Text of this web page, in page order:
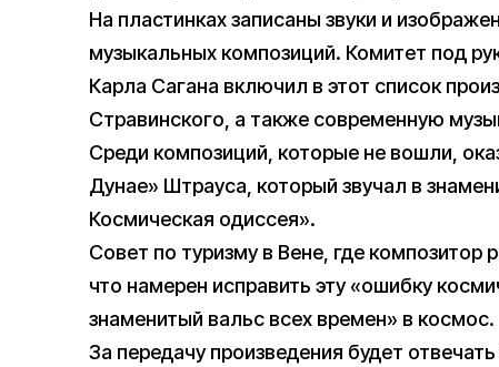
На пластинках записаны звуки и
музыкальных композиций. Комитет под
Карла Сагана включил в этот список
Стравинского, а также современную
Среди композиций, которые не вошли,
Дунае» Штрауса, который звучал в
Космическая одиссея».
Совет по туризму в Вене, где композитор
что намерен исправить эту «ошибку
знаменитый вальс всех времен» в космос.
За передачу произведения будет